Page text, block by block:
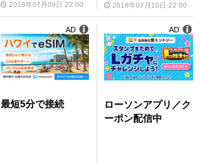
2018年07月09日 22:00 2018年07月10日 22:00
最短5分で接続
AD
ローソンアプリ／ク
ーポン配信中
AD